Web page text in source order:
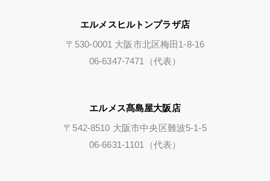
エルメスヒルトンプラザ店
〒530-0001 大阪市北区梅田1-8-16
06-6347-7471（代表）
エルメス髙島屋大阪店
〒542-8510 大阪市中央区難波5-1-5
06-6631-1101（代表）